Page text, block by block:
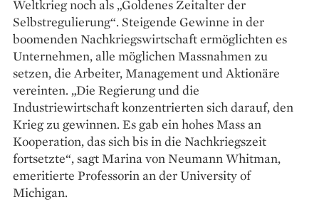
Weltkrieg noch als „Goldenes Zeitalter der
Selbstregulierung“. Steigende Gewinne in der
boomenden Nachkriegswirtschaft ermöglichten es
Unternehmen, alle möglichen Massnahmen zu
setzen, die Arbeiter, Management und Aktionäre
vereinten. „Die Regierung und die
Industriewirtschaft konzentrierten sich darauf, den
Krieg zu gewinnen. Es gab ein hohes Mass an
Kooperation, das sich bis in die Nachkriegszeit
fortsetzte“, sagt Marina von Neumann Whitman,
emeritierte Professorin an der University of
Michigan.